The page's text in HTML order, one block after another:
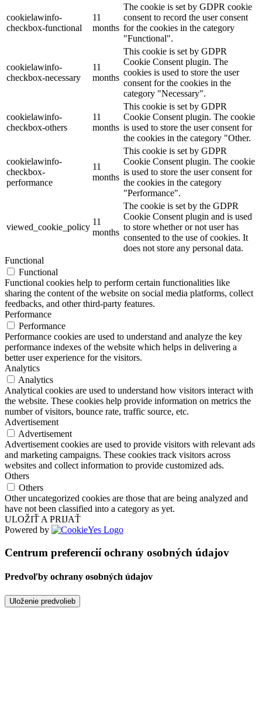
cookielawinfo-
checkbox-functional
11
months
The cookie is set by GDPR cookie
consent to record the user consent
for the cookies in the category
"Functional".
cookielawinfo-
checkbox-necessary
11
months
This cookie is set by GDPR
Cookie Consent plugin. The
cookies is used to store the user
consent for the cookies in the
category "Necessary".
cookielawinfo-
checkbox-others
11
months
This cookie is set by GDPR
Cookie Consent plugin. The cookie
is used to store the user consent for
the cookies in the category "Other.
cookielawinfo-
checkbox-
performance
11
months
This cookie is set by GDPR
Cookie Consent plugin. The cookie
is used to store the user consent for
the cookies in the category
"Performance".
viewed_cookie_policy
11
months
The cookie is set by the GDPR
Cookie Consent plugin and is used
to store whether or not user has
consented to the use of cookies. It
does not store any personal data.
Functional
Functional
Functional cookies help to perform certain functionalities like
sharing the content of the website on social media platforms, collect
feedbacks, and other third-party features.
Performance
Performance
Performance cookies are used to understand and analyze the key
performance indexes of the website which helps in delivering a
better user experience for the visitors.
Analytics
Analytics
Analytical cookies are used to understand how visitors interact with
the website. These cookies help provide information on metrics the
number of visitors, bounce rate, traffic source, etc.
Advertisement
Advertisement
Advertisement cookies are used to provide visitors with relevant ads
and marketing campaigns. These cookies track visitors across
websites and collect information to provide customized ads.
Others
Others
Other uncategorized cookies are those that are being analyzed and
have not been classified into a category as yet.
ULOŽIŤ A PRIJAŤ
Powered by
Centrum preferencií ochrany osobných údajov
Predvoľby ochrany osobných údajov